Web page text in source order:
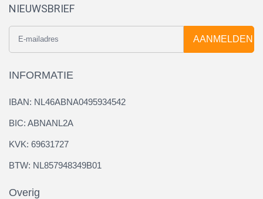
NIEUWSBRIEF
AANMELDEN
INFORMATIE
IBAN: NL46ABNA0495934542
BIC: ABNANL2A
KVK: 69631727
BTW: NL857948349B01
Overig